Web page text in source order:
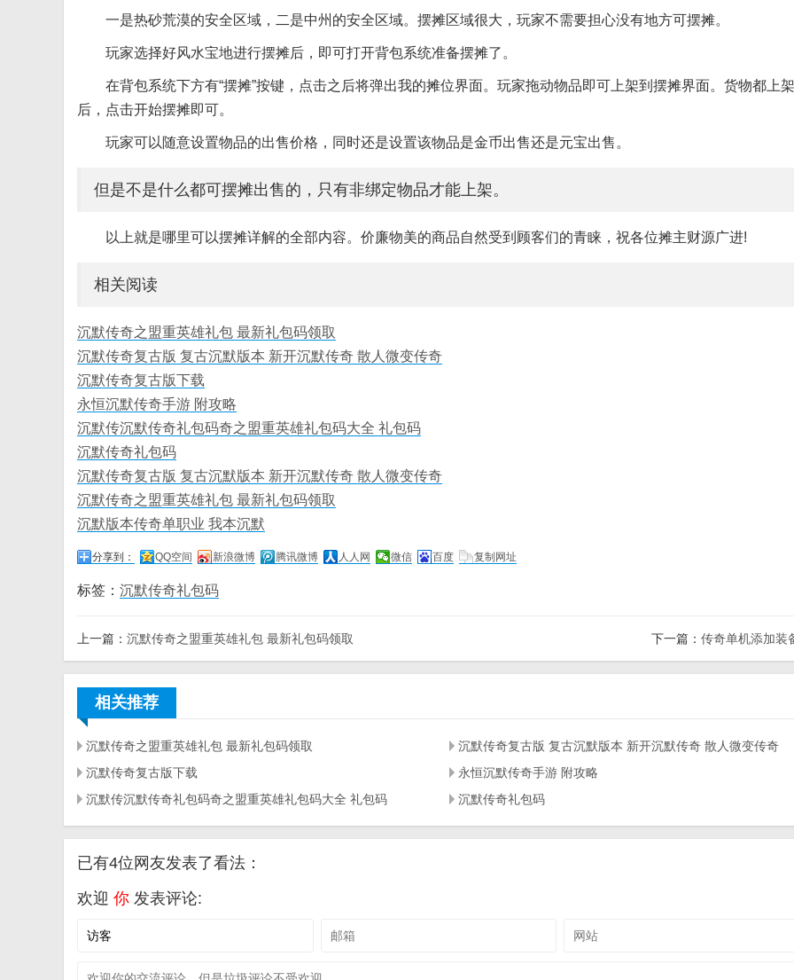
一是热砂荒漠的安全区域，二是中州的安全区域。摆摊区域很大，玩家不需要担心没有地方可摆摊。
玩家选择好风水宝地进行摆摊后，即可打开背包系统准备摆摊了。
在背包系统下方有“摆摊”按键，点击之后将弹出我的摊位界面。玩家拖动物品即可上架到摆摊界面。货物都上架
后，点击开始摆摊即可。
玩家可以随意设置物品的出售价格，同时还是设置该物品是金币出售还是元宝出售。
但是不是什么都可摆摊出售的，只有非绑定物品才能上架。
以上就是哪里可以摆摊详解的全部内容。价廉物美的商品自然受到顾客们的青睐，祝各位摊主财源广进!
相关阅读
沉默传奇之盟重英雄礼包 最新礼包码领取
沉默传奇复古版 复古沉默版本 新开沉默传奇 散人微变传奇
沉默传奇复古版下载
永恒沉默传奇手游 附攻略
沉默传沉默传奇礼包码奇之盟重英雄礼包码大全 礼包码
沉默传奇礼包码
沉默传奇复古版 复古沉默版本 新开沉默传奇 散人微变传奇
沉默传奇之盟重英雄礼包 最新礼包码领取
沉默版本传奇单职业 我本沉默
分享到： QQ空间 新浪微博 腾讯微博 人人网 微信 百度 复制网址
标签： 沉默传奇礼包码
上一篇： 沉默传奇之盟重英雄礼包 最新礼包码领取 下一篇： 传奇单机添加装
相关推荐
沉默传奇之盟重英雄礼包 最新礼包码领取
沉默传奇复古版 复古沉默版本 新开沉默传奇 散人微变传奇
沉默传奇复古版下载
永恒沉默传奇手游 附攻略
沉默传沉默传奇礼包码奇之盟重英雄礼包码大全 礼包码
沉默传奇礼包码
已有4位网友发表了看法：
欢迎 你 发表评论: